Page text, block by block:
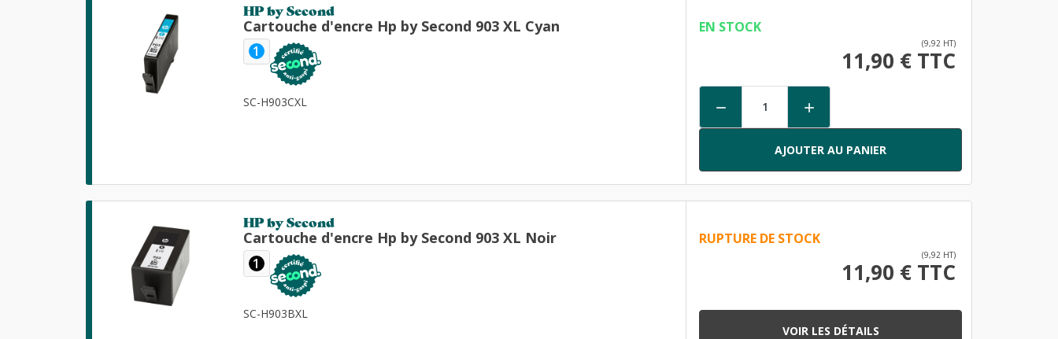
HP by Second
Cartouche d'encre Hp by Second 903 XL Cyan
1
SC-H903CXL
EN STOCK
(9,92 HT)
11,90 € TTC
 
AJOUTER AU PANIER
HP by Second
Cartouche d'encre Hp by Second 903 XL Noir
1
SC-H903BXL
RUPTURE DE STOCK
(9,92 HT)
11,90 € TTC
VOIR LES DÉTAILS